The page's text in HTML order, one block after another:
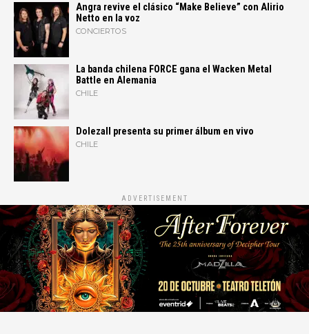
Angra revive el clásico “Make Believe” con Alirio
Netto en la voz
CONCIERTOS
La banda chilena FORCE gana el Wacken Metal
Battle en Alemania
CHILE
Dolezall presenta su primer álbum en vivo
CHILE
ADVERTISEMENT